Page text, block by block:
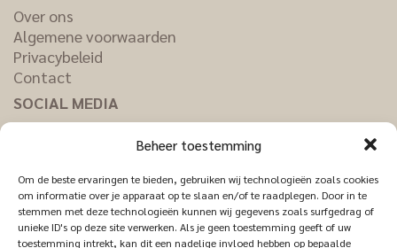
Beheer toestemming
Om de beste ervaringen te bieden, gebruiken wij technologieën zoals cookies
om informatie over je apparaat op te slaan en/of te raadplegen. Door in te
stemmen met deze technologieën kunnen wij gegevens zoals surfgedrag of
unieke ID's op deze site verwerken. Als je geen toestemming geeft of uw
toestemming intrekt, kan dit een nadelige invloed hebben op bepaalde
Over ons
Algemene voorwaarden
Privacybeleid
Contact
SOCIAL MEDIA
Instagram
LinkedIn